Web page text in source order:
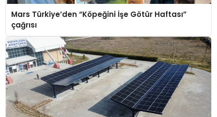
Mars Türkiye’den “Köpeğini İşe Götür Haftası”
çağrısı